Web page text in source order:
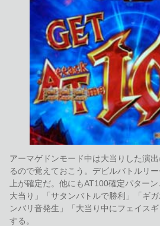
アーマゲドンモード中は大当りした演
るので覚えておこう。デビルバトルリ
上が確定だ。他にもAT100確定パター
大当り」「サタンバトルで勝利」「ギ
ンバリ音発生」「大当り中にフェイス
する。